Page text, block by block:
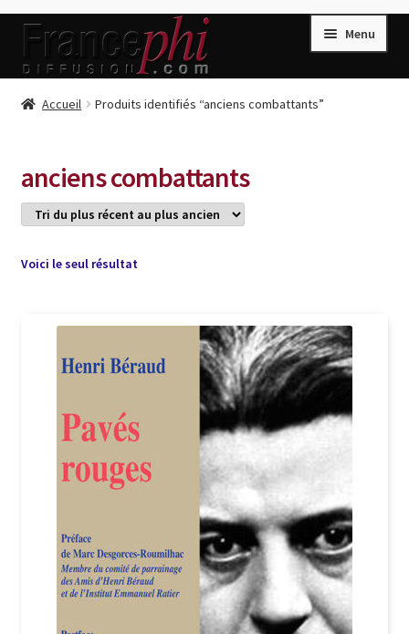
Aller
la
Aller
contenu
Menu
Accueil
Conditions de Vente
Connection
Listes d’Envies
Livres de Peter Randa
Login Customizer
Newsletter
Panier
Politique de confidentialité et cookies
Qui sommes-nous ?
Accueil Produits identifiés “anciens combattants”
anciens combattants
Voici le seul résultat